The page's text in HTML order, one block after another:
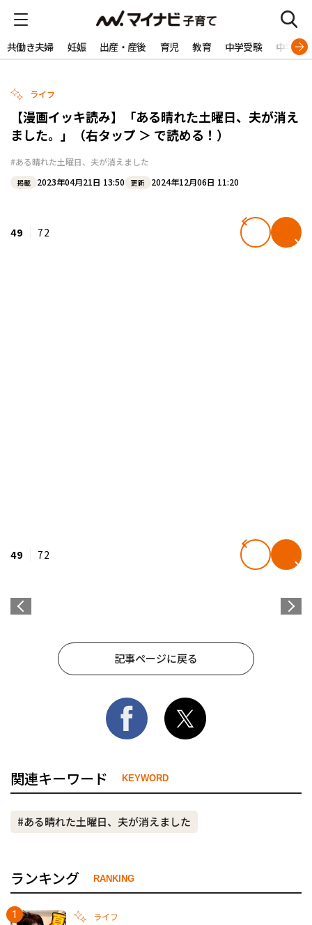
共働き夫婦 妊娠 出産・産後 育児 教育 中学受験 中学生
ライフ
【漫画イッキ読み】「ある晴れた土曜日、夫が消え
ました。」（右タップ ＞ で読める！）
#ある晴れた土曜日、夫が消えました
掲載 2023年04月21日 13:50 更新 2024年12月06日 11:20
49 72
49 72
記事ページに戻る
関連キーワード KEYWORD
#ある晴れた土曜日、夫が消えました
ランキング RANKING
ライフ